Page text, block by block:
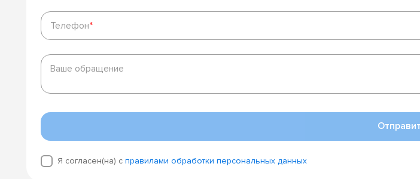
Телефон*
Телефон*
Ваше
обращение
Ваше обращение
Я согласен(на) с правилами обработки персональных данных